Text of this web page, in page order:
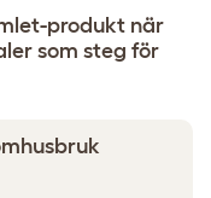
produkt när
som steg för